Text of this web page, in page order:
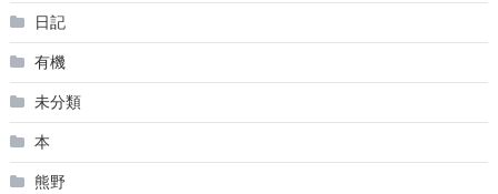
日記
有機
未分類
本
熊野